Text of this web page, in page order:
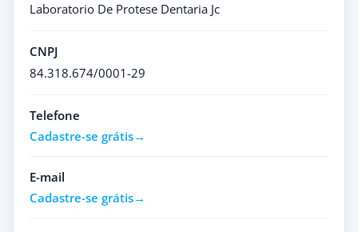
Laboratorio De Protese Dentaria Jc
CNPJ
84.318.674/0001-29
Telefone
Cadastre-se grátis
E-mail
Cadastre-se grátis